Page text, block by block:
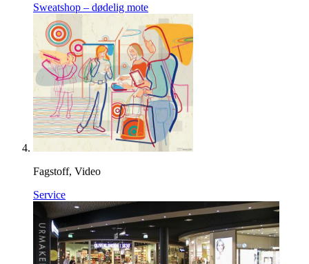
Sweatshop – dødelig mote
Fagstoff, Video
Service